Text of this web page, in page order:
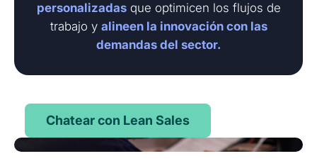
personalizadasque optimicen los flujos de
trabajo y alineen la innovación con las
demandas del sector.
Chatear con Lean Sales